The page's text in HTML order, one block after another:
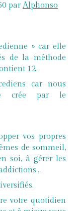
parAlphonso
» car elle
de la méthode
12.
car nous
crée par le
vos propres
de sommeil,
soi, à gérer les
votre quotidien